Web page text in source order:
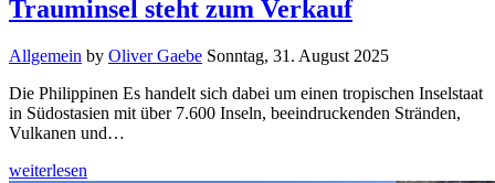
Trauminsel steht zum Verkauf
Allgemein by Oliver Gaebe Sonntag, 31. August 2025
Die Philippinen Es handelt sich dabei um einen tropischen Inselstaat
in Südostasien mit über 7.600 Inseln, beeindruckenden Stränden,
Vulkanen und…
weiterlesen